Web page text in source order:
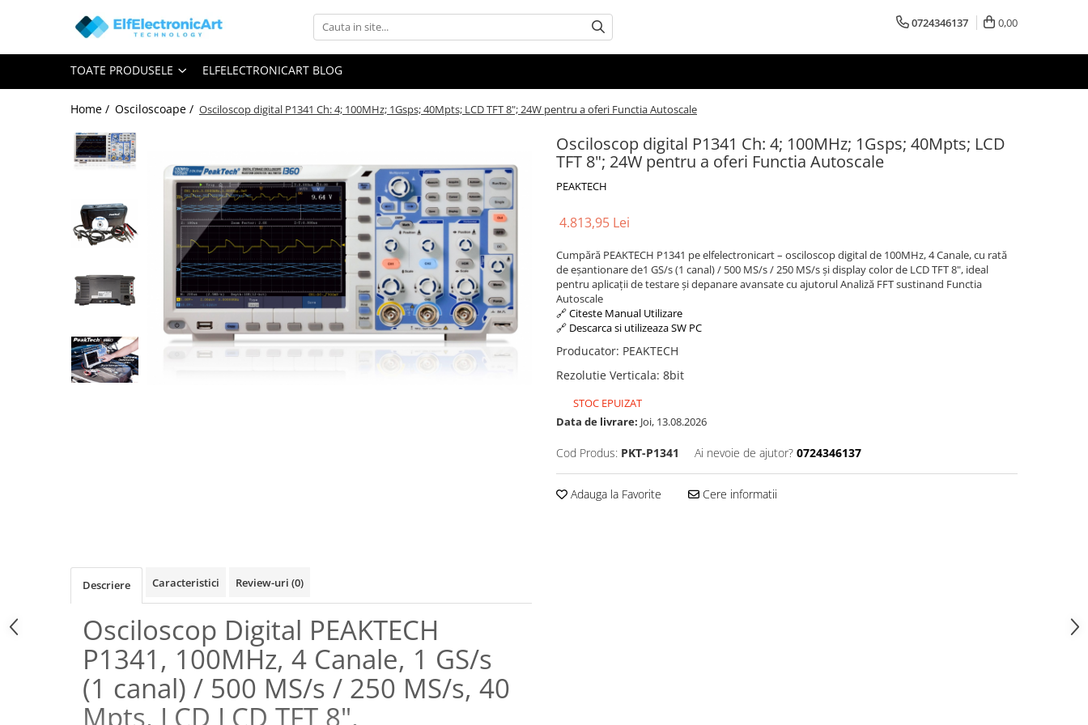
Toate Produsele
Audio
Instrumente de masura si control
Clesti Ampermetrici
Surse de alimentare
Osciloscoape
Osciloscoape AXIOMET
Osciloscoape B&K PRECISION
Osciloscoape TELEDYNE LECROY
0724346137 0,00
TOATE PRODUSELE ELFELECTRONICART BLOG
Home / Osciloscoape / Osciloscop digital P1341 Ch: 4; 100MHz; 1Gsps; 40Mpts; LCD TFT 8"; 24W pentru a oferi Functia Autoscale
Osciloscop digital P1341 Ch: 4; 100MHz; 1Gsps; 40Mpts; LCD
TFT 8"; 24W pentru a oferi Functia Autoscale
PEAKTECH
4.813,95 Lei
Cumpără PEAKTECH P1341 pe elfelectronicart – osciloscop digital de 100MHz, 4 Canale, cu rată
de eșantionare de1 GS/s (1 canal) / 500 MS/s / 250 MS/s și display color de LCD TFT 8", ideal
pentru aplicații de testare și depanare avansate cu ajutorul Analiză FFT sustinand Functia
Autoscale
🔗 Citeste Manual Utilizare
🔗 Descarca si utilizeaza SW PC
Producator: PEAKTECH
Rezolutie Verticala: 8bit
STOC EPUIZAT
Data de livrare: Joi, 13.08.2026
Cod Produs: PKT-P1341 Ai nevoie de ajutor? 0724346137
Adauga la Favorite Cere informatii
Descriere Caracteristici Review-uri (0)
Osciloscop Digital PEAKTECH
P1341, 100MHz, 4 Canale, 1 GS/s
(1 canal) / 500 MS/s / 250 MS/s, 40
Mpts, LCD LCD TFT 8",